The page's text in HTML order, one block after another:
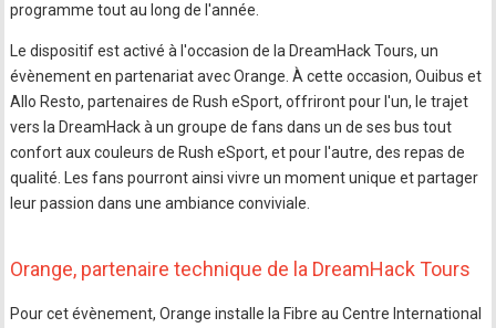
programme tout au long de l'année.
Le dispositif est activé à l'occasion de la DreamHack Tours, un
évènement en partenariat avec Orange. À cette occasion, Ouibus et
Allo Resto, partenaires de Rush eSport, offriront pour l'un, le trajet
vers la DreamHack à un groupe de fans dans un de ses bus tout
confort aux couleurs de Rush eSport, et pour l'autre, des repas de
qualité. Les fans pourront ainsi vivre un moment unique et partager
leur passion dans une ambiance conviviale.
Orange, partenaire technique de la DreamHack Tours
Pour cet évènement, Orange installe la Fibre au Centre International